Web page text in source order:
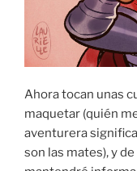
Ahora tocan unas
maquetar (quién
aventurera
son las mates), y